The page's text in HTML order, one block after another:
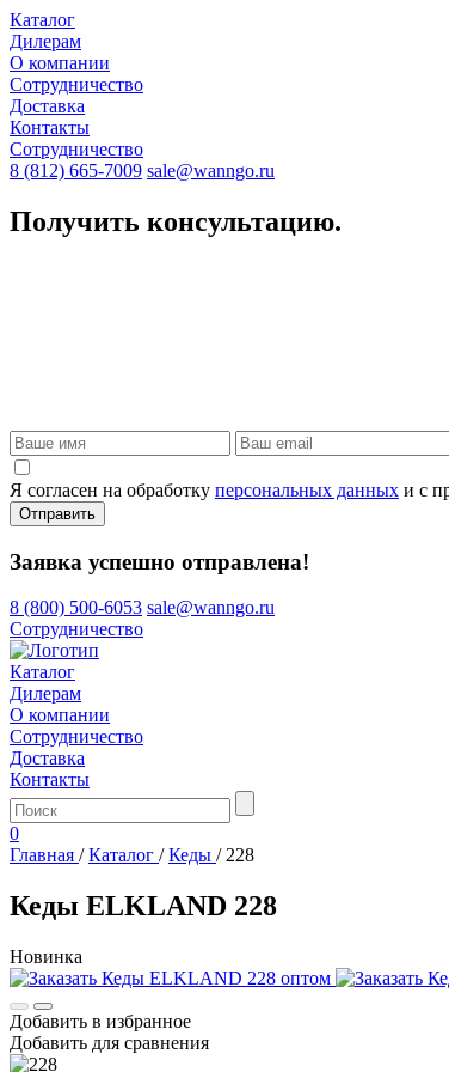
Каталог
Дилерам
О компании
Сотрудничество
Доставка
Контакты
Сотрудничество
8 (812) 665-7009 sale@wanngo.ru
Получить консультацию.
Я согласен на обработку персональных данных и с
Отправить
Заявка успешно отправлена!
8 (800) 500-6053 sale@wanngo.ru
Сотрудничество
Каталог
Дилерам
О компании
Сотрудничество
Доставка
Контакты
0
Главная / Каталог / Кеды / 228
Кеды ELKLAND 228
Новинка
Добавить в избранное
Добавить для сравнения